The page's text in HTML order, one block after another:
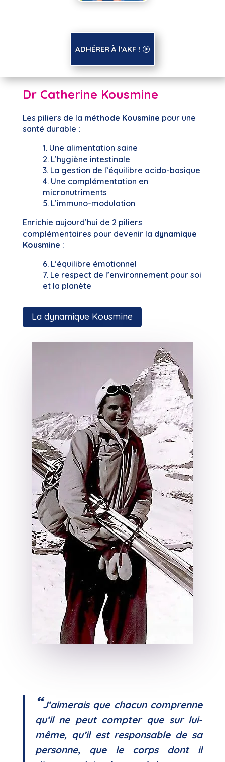
ADHÉRER À l'AKF !
Dr Catherine Kousmine
Les piliers de la méthode Kousmine pour une
santé durable :
1. Une alimentation saine
2. L’hygiène intestinale
3. La gestion de l’équilibre acido-basique
4. Une complémentation en
micronutriments
5. L’immuno-modulation
Enrichie aujourd’hui de 2 piliers
complémentaires pour devenir la dynamique
Kousmine :
6. L’équilibre émotionnel
7. Le respect de l’environnement pour soi
et la planète
La dynamique Kousmine
“J’aimerais que chacun comprenne
qu’il ne peut compter que sur lui-
même, qu’il est responsable de sa
personne, que le corps dont il